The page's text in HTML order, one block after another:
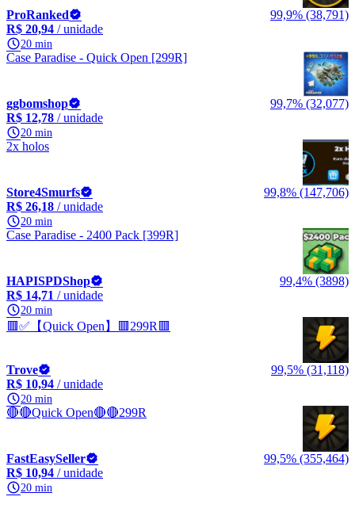
ProRanked
99,9% (38,791)
R$ 20,94 / unidade
20 min
Case Paradise - Quick Open [299R]
ggbomshop
99,7% (32,077)
R$ 12,78 / unidade
20 min
2x holos
Store4Smurfs
99,8% (147,706)
R$ 26,18 / unidade
20 min
Case Paradise - 2400 Pack [399R]
HAPISPDShop
99,4% (3898)
R$ 14,71 / unidade
20 min
🟥✅【Quick Open】🟥299R🟥
Trove
99,5% (31,118)
R$ 10,94 / unidade
20 min
🔴🔴Quick Open🔴🔴299R
FastEasySeller
99,5% (355,464)
R$ 10,94 / unidade
20 min